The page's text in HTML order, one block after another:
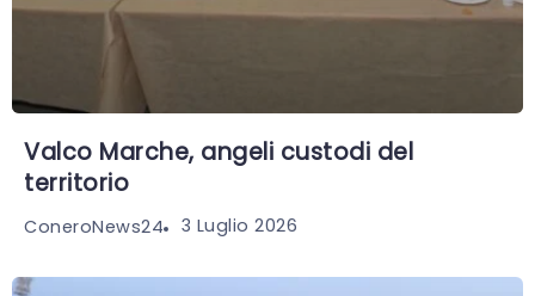
Valco Marche, angeli custodi del
territorio
ConeroNews24 3 Luglio 2026